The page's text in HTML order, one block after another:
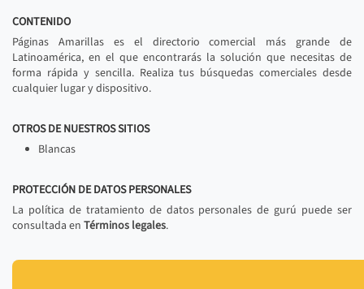
CONTENIDO
Páginas Amarillas es el directorio comercial más grande de
Latinoamérica, en el que encontrarás la solución que necesitas de
forma rápida y sencilla. Realiza tus búsquedas comerciales desde
cualquier lugar y dispositivo.
OTROS DE NUESTROS SITIOS
Blancas
PROTECCIÓN DE DATOS PERSONALES
La política de tratamiento de datos personales de gurú puede ser
consultada en Términos legales.